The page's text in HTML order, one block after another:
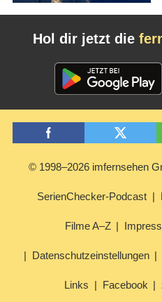
Hol dir jetzt die
© 1998–2026 imfernsehen
SerienChecker-Podcast
Filme A–Z
Datenschutzeinstellungen
Links Facebook